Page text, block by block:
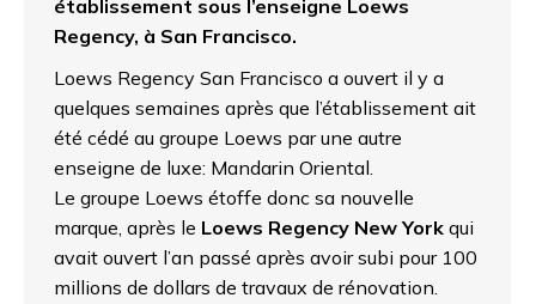
établissement sous l’enseigne Loews
Regency, à San Francisco.
Loews Regency San Francisco a ouvert il y a
quelques semaines après que l’établissement ait
été cédé au groupe Loews par une autre
enseigne de luxe: Mandarin Oriental.
Le groupe Loews étoffe donc sa nouvelle
marque, après le Loews Regency New York qui
avait ouvert l’an passé après avoir subi pour 100
millions de dollars de travaux de rénovation.